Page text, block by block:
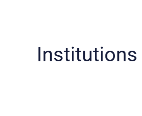
Institutions